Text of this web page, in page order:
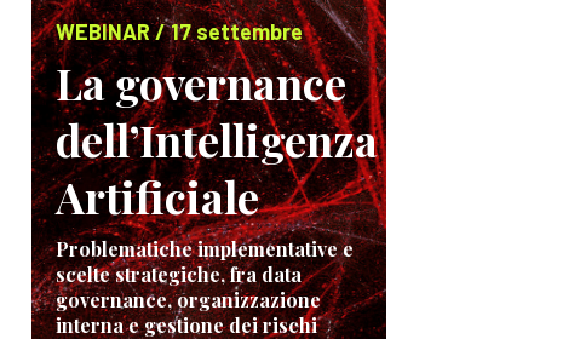
WEBINAR / 17 settembre
La governance
dell’Intelligenza
Artificiale
Problematiche implementative e
scelte strategiche, fra data
governance, organizzazione
interna e gestione dei rischi